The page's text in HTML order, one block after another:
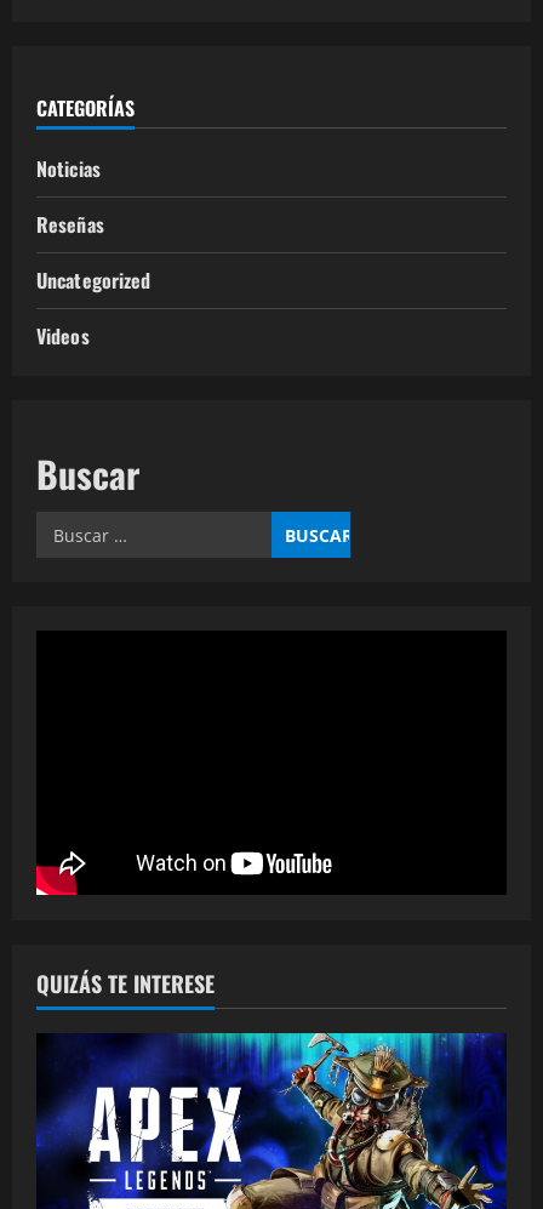
CATEGORÍAS
Noticias
Reseñas
Uncategorized
Videos
Buscar
QUIZÁS TE INTERESE